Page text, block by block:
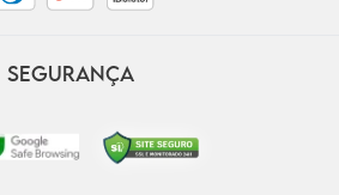
SEGURANÇA